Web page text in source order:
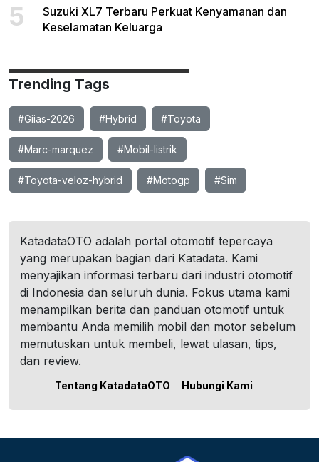
5
Suzuki XL7 Terbaru Perkuat Kenyamanan dan
Keselamatan Keluarga
Trending Tags
#Giias-2026 #Hybrid #Toyota
#Marc-marquez #Mobil-listrik
#Toyota-veloz-hybrid #Motogp #Sim
KatadataOTO adalah portal otomotif tepercaya
yang merupakan bagian dari Katadata. Kami
menyajikan informasi terbaru dari industri otomotif
di Indonesia dan seluruh dunia. Fokus utama kami
menampilkan berita dan panduan otomotif untuk
membantu Anda memilih mobil dan motor sebelum
memutuskan untuk membeli, lewat ulasan, tips,
dan review.
Tentang KatadataOTO Hubungi Kami